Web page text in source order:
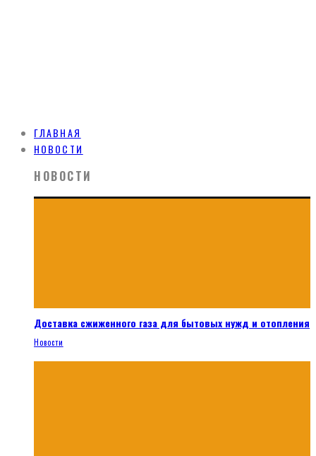
ГЛАВНАЯ
НОВОСТИ
НОВОСТИ
Доставка сжиженного газа для бытовых нужд и отопления
Новости